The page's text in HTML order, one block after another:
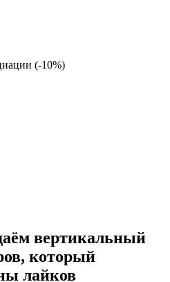
(-10%)
вертикальный
который
лайков